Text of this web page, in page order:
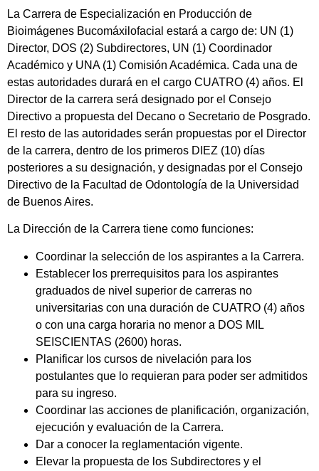
La Carrera de Especialización en Producción de
Bioimágenes Bucomáxilofacial estará a cargo de: UN (1)
Director, DOS (2) Subdirectores, UN (1) Coordinador
Académico y UNA (1) Comisión Académica. Cada una de
estas autoridades durará en el cargo CUATRO (4) años. El
Director de la carrera será designado por el Consejo
Directivo a propuesta del Decano o Secretario de Posgrado.
El resto de las autoridades serán propuestas por el Director
de la carrera, dentro de los primeros DIEZ (10) días
posteriores a su designación, y designadas por el Consejo
Directivo de la Facultad de Odontología de la Universidad
de Buenos Aires.
La Dirección de la Carrera tiene como funciones:
Coordinar la selección de los aspirantes a la Carrera.
Establecer los prerrequisitos para los aspirantes
graduados de nivel superior de carreras no
universitarias con una duración de CUATRO (4) años
o con una carga horaria no menor a DOS MIL
SEISCIENTAS (2600) horas.
Planificar los cursos de nivelación para los
postulantes que lo requieran para poder ser admitidos
para su ingreso.
Coordinar las acciones de planificación, organización,
ejecución y evaluación de la Carrera.
Dar a conocer la reglamentación vigente.
Elevar la propuesta de los Subdirectores y el